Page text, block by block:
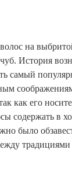
на
История
самый
как его
содержать в
было
традициями